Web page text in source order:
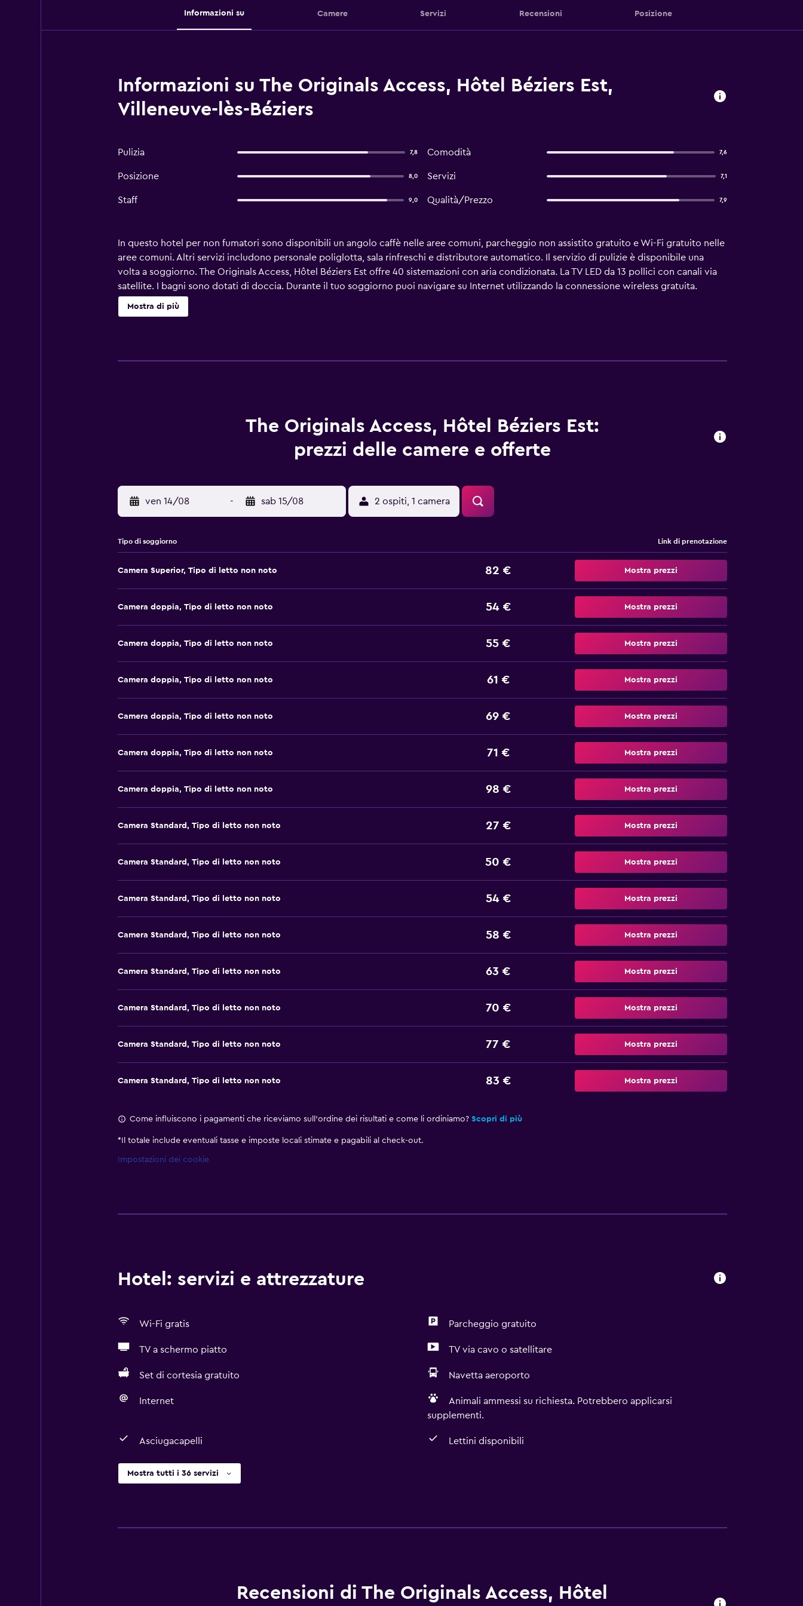
Informazioni su Camere Servizi Recensioni Posizione
Informazioni su The Originals Access, Hôtel Béziers Est,
Villeneuve-lès-Béziers
Pulizia 7,8 Comodità 7,6
Posizione 8,0 Servizi 7,1
Staff 9,0 Qualità/Prezzo 7,9
In questo hotel per non fumatori sono disponibili un angolo caffè nelle aree comuni, parcheggio non assistito gratuito e Wi-Fi gratuito nelle
aree comuni. Altri servizi includono personale poliglotta, sala rinfreschi e distributore automatico. Il servizio di pulizie è disponibile una
volta a soggiorno. The Originals Access, Hôtel Béziers Est offre 40 sistemazioni con aria condizionata. La TV LED da 13 pollici con canali via
satellite. I bagni sono dotati di doccia. Durante il tuo soggiorno puoi navigare su Internet utilizzando la connessione wireless gratuita.
Couverture serale e pulizie una volta a soggiorno. Su richiesta è disponibile inoltre: asciugacapelli. Le pulizie vengono eseguite solo in
alcuni giorni. Le attività ricreative elencate di seguito sono disponibili in loco o nelle vicinanze. È possibile che siano a pagamento.
Mostra di più
The Originals Access, Hôtel Béziers Est:
prezzi delle camere e offerte
ven 14/08 - sab 15/08 2 ospiti, 1 camera
Tipo di soggiorno Link di prenotazione
Camera Superior, Tipo di letto non noto 82 € Mostra prezzi
Camera doppia, Tipo di letto non noto 54 € Mostra prezzi
Camera doppia, Tipo di letto non noto 55 € Mostra prezzi
Camera doppia, Tipo di letto non noto 61 € Mostra prezzi
Camera doppia, Tipo di letto non noto 69 € Mostra prezzi
Camera doppia, Tipo di letto non noto 71 € Mostra prezzi
Camera doppia, Tipo di letto non noto 98 € Mostra prezzi
Camera Standard, Tipo di letto non noto 27 € Mostra prezzi
Camera Standard, Tipo di letto non noto 50 € Mostra prezzi
Camera Standard, Tipo di letto non noto 54 € Mostra prezzi
Camera Standard, Tipo di letto non noto 58 € Mostra prezzi
Camera Standard, Tipo di letto non noto 63 € Mostra prezzi
Camera Standard, Tipo di letto non noto 70 € Mostra prezzi
Camera Standard, Tipo di letto non noto 77 € Mostra prezzi
Camera Standard, Tipo di letto non noto 83 € Mostra prezzi
Come influiscono i pagamenti che riceviamo sull'ordine dei risultati e come li ordiniamo? Scopri di più
* Il totale include eventuali tasse e imposte locali stimate e pagabili al check-out.
Impostazioni dei cookie
Hotel: servizi e attrezzature
Wi-Fi gratis Parcheggio gratuito
TV a schermo piatto TV via cavo o satellitare
Set di cortesia gratuito Navetta aeroporto
Internet
Animali ammessi su richiesta. Potrebbero applicarsi
supplementi.
Asciugacapelli Lettini disponibili
Mostra tutti i 36 servizi
Recensioni di The Originals Access, Hôtel